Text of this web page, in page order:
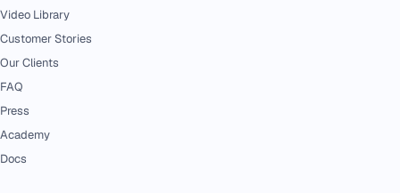
Video Library
Customer Stories
Our Clients
FAQ
Press
Academy
Docs